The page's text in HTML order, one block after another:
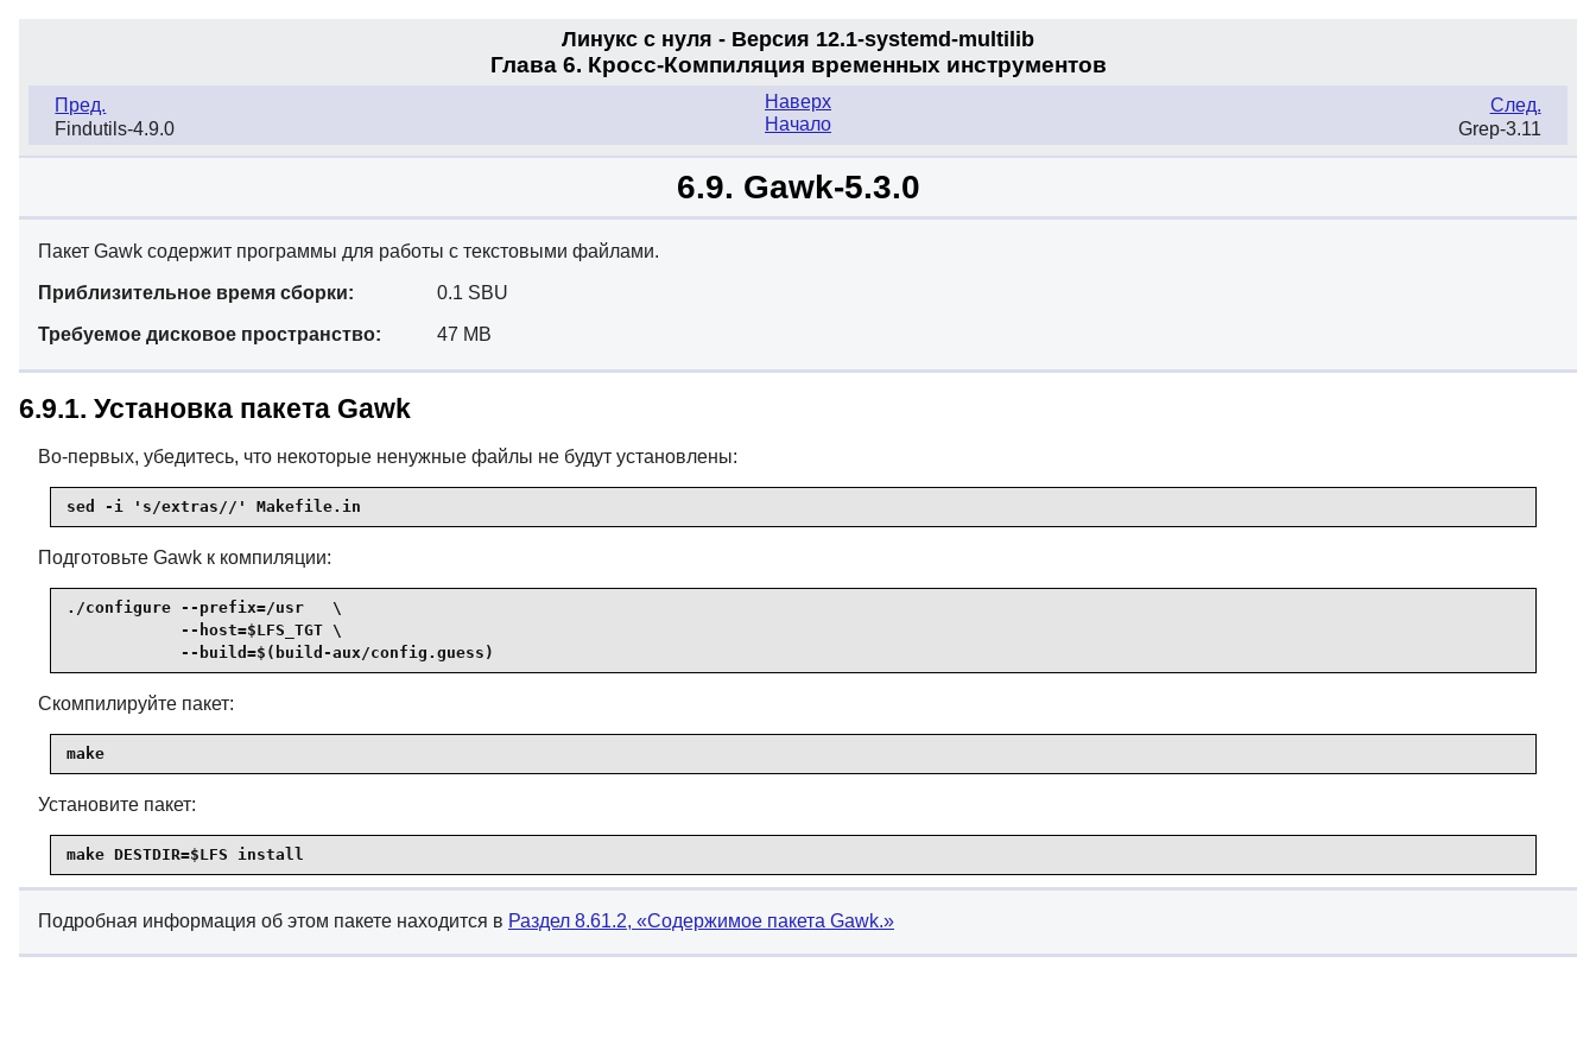
Линукс с нуля - Версия 12.1-systemd-multilib
Глава 6. Кросс-Компиляция временных инструментов
Пред.
Findutils-4.9.0
След.
Grep-3.11
Наверх
Начало
6.9. Gawk-5.3.0
Пакет Gawk содержит программы для работы с текстовыми файлами.
Приблизительное время сборки: 0.1 SBU
Требуемое дисковое пространство: 47 MB
6.9.1. Установка пакета Gawk
Во-первых, убедитесь, что некоторые ненужные файлы не будут установлены:
sed -i 's/extras//' Makefile.in
Подготовьте Gawk к компиляции:
./configure --prefix=/usr   \
            --host=$LFS_TGT \
            --build=$(build-aux/config.guess)
Скомпилируйте пакет:
make
Установите пакет:
make DESTDIR=$LFS install
Подробная информация об этом пакете находится в Раздел 8.61.2, «Содержимое пакета Gawk.»